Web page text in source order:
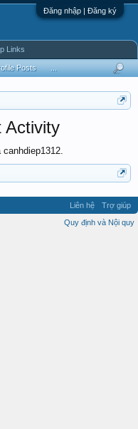
Đăng nhập | Đăng ký
Activity
Posts
Links
Liên hệ
Trợ giúp
Quy định và Nội quy